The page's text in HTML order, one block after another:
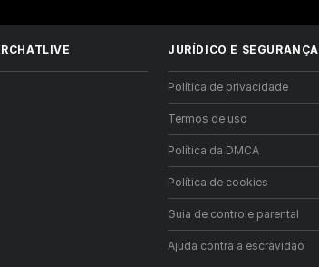
JURÍDICO E SEGURANÇA
Política de privacidade
Termos de uso
Política da DMCA
Política de cookies
Guia de controle parental
Ajuda contra a escravidão